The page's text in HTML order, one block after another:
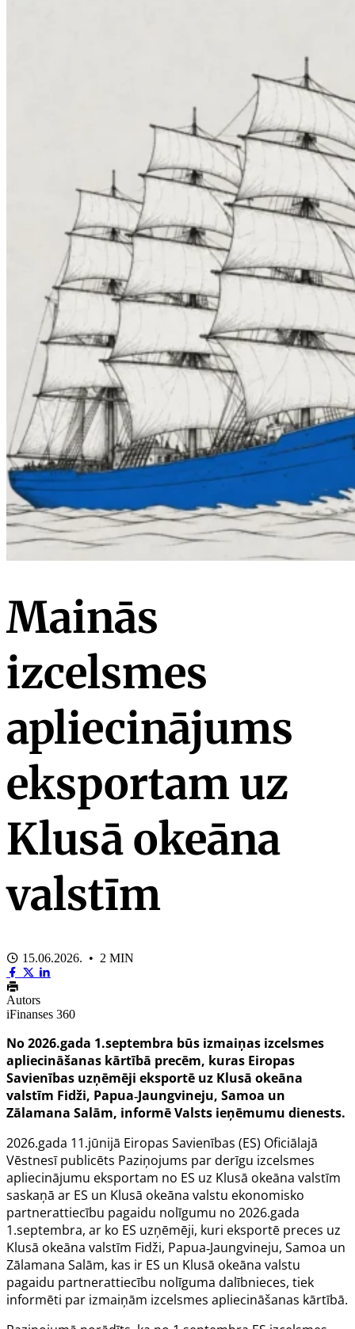
Mainās
izcelsmes
apliecinājums
eksportam uz
Klusā okeāna
valstīm
15.06.2026. • 2 MIN
Autors
iFinanses 360
No 2026.gada 1.septembra būs izmaiņas izcelsmes
apliecināšanas kārtībā precēm, kuras Eiropas
Savienības uzņēmēji eksportē uz Klusā okeāna
valstīm Fidži, Papua‑Jaungvineju, Samoa un
Zālamana Salām, informē Valsts ieņēmumu dienests.
2026.gada 11.jūnijā Eiropas Savienības (ES) Oficiālajā
Vēstnesī publicēts Paziņojums par derīgu izcelsmes
apliecinājumu eksportam no ES uz Klusā okeāna valstīm
saskaņā ar ES un Klusā okeāna valstu ekonomisko
partnerattiecību pagaidu nolīgumu no 2026.gada
1.septembra, ar ko ES uzņēmēji, kuri eksportē preces uz
Klusā okeāna valstīm Fidži, Papua‑Jaungvineju, Samoa un
Zālamana Salām, kas ir ES un Klusā okeāna valstu
pagaidu partnerattiecību nolīguma dalībnieces, tiek
informēti par izmaiņām izcelsmes apliecināšanas kārtībā.